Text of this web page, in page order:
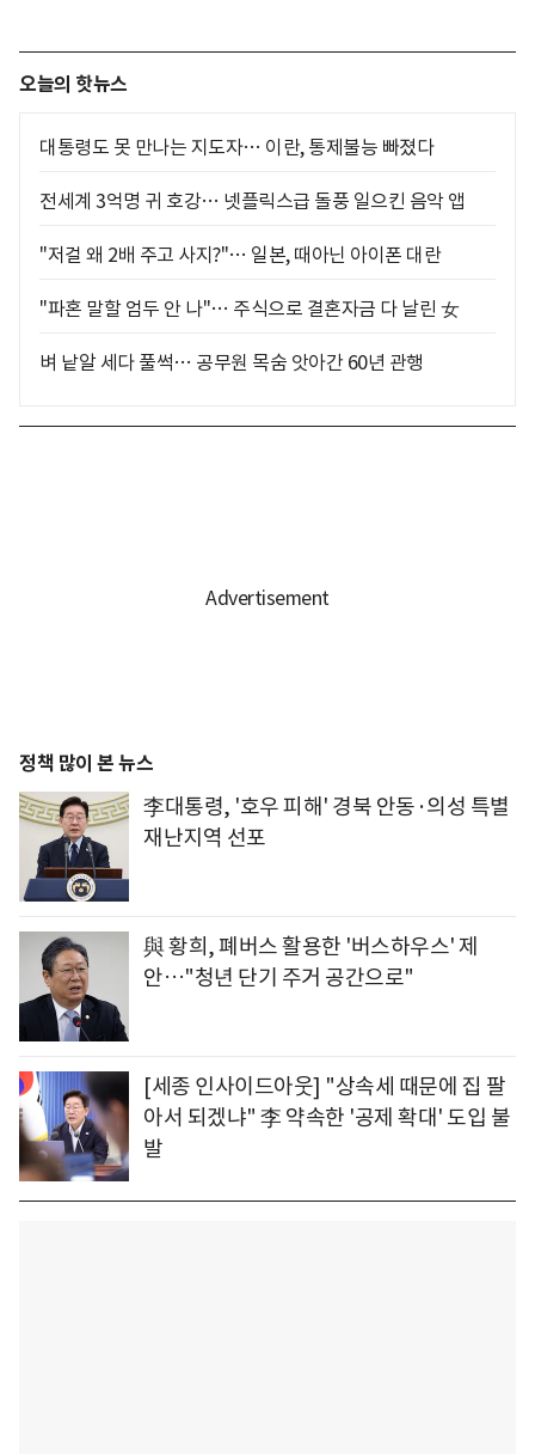
오늘의 핫뉴스
대통령도 못 만나는 지도자… 이란, 통제불능 빠졌다
전세계 3억명 귀 호강… 넷플릭스급 돌풍 일으킨 음악 앱
"저걸 왜 2배 주고 사지?"… 일본, 때아닌 아이폰 대란
"파혼 말할 엄두 안 나"… 주식으로 결혼자금 다 날린 女
벼 낱알 세다 풀썩… 공무원 목숨 앗아간 60년 관행
정책 많이 본 뉴스
李대통령, '호우 피해' 경북 안동·의성 특별
재난지역 선포
與 황희, 폐버스 활용한 '버스하우스' 제
안…"청년 단기 주거 공간으로"
[세종 인사이드아웃] "상속세 때문에 집 팔
아서 되겠냐" 李 약속한 '공제 확대' 도입 불
발